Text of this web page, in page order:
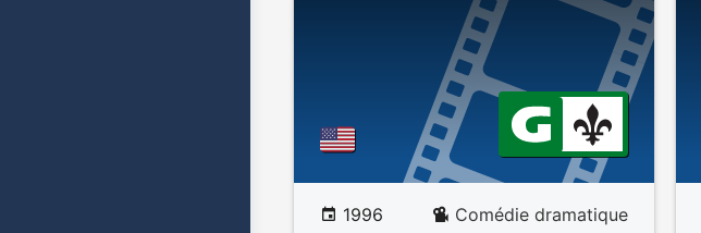
1996 Comédie dramatique